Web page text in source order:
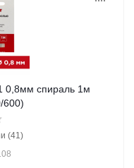
0,8мм спираль 1м
600)
(41)